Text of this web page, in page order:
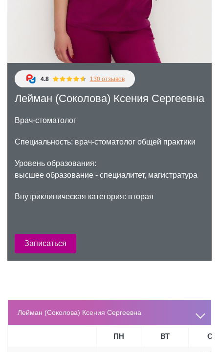
4.8 130 отзывов
Лейман (Соколова) Ксения Сергеевна
Врач-стоматолог
Специальность: врач-стоматолог общей практики
Уровень образования:
высшее образование - специалитет, магистратура
Внутриклиническая категория: вторая
Записаться
Лейман (Соколова) Ксения Сергеевна
ПН ВТ СР
Детская стоматология
Профессиональная гигиена
Эстетическая стоматология